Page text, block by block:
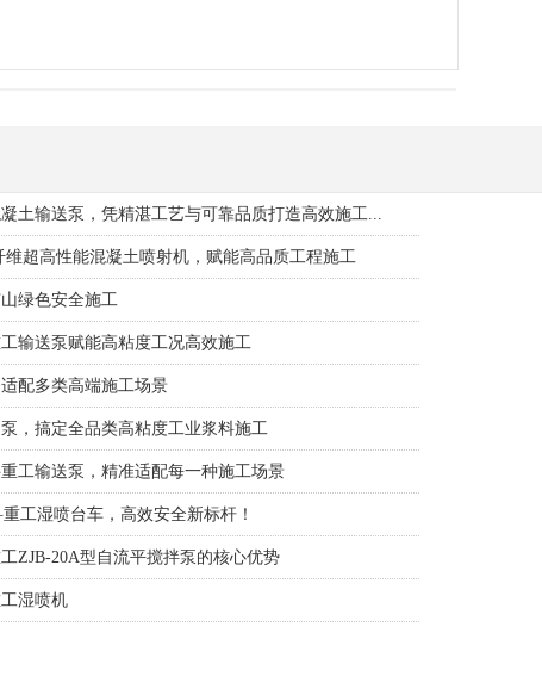
土输送泵，凭精湛工艺与可靠品质打造高效施工...
超高性能混凝土喷射机，赋能高品质工程施工
绿色安全施工
输送泵赋能高粘度工况高效施工
配多类高端施工场景
，搞定全品类高粘度工业浆料施工
工输送泵，精准适配每一种施工场景
工湿喷台车，高效安全新标杆！
ZJB-20A型自流平搅拌泵的核心优势
湿喷机